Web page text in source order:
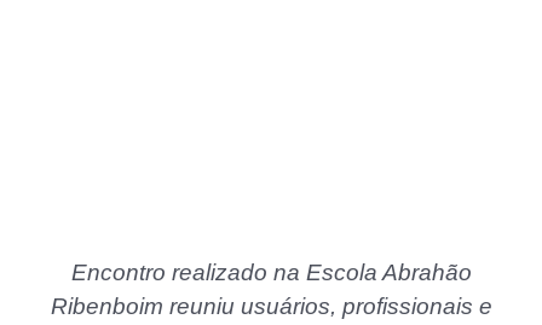
Encontro realizado na Escola Abrahão
Ribenboim reuniu usuários, profissionais e